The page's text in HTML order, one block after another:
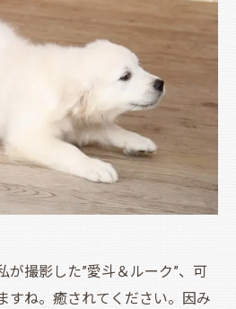
撮影した”愛斗＆ルーク”、可
すね。癒されてください。因み